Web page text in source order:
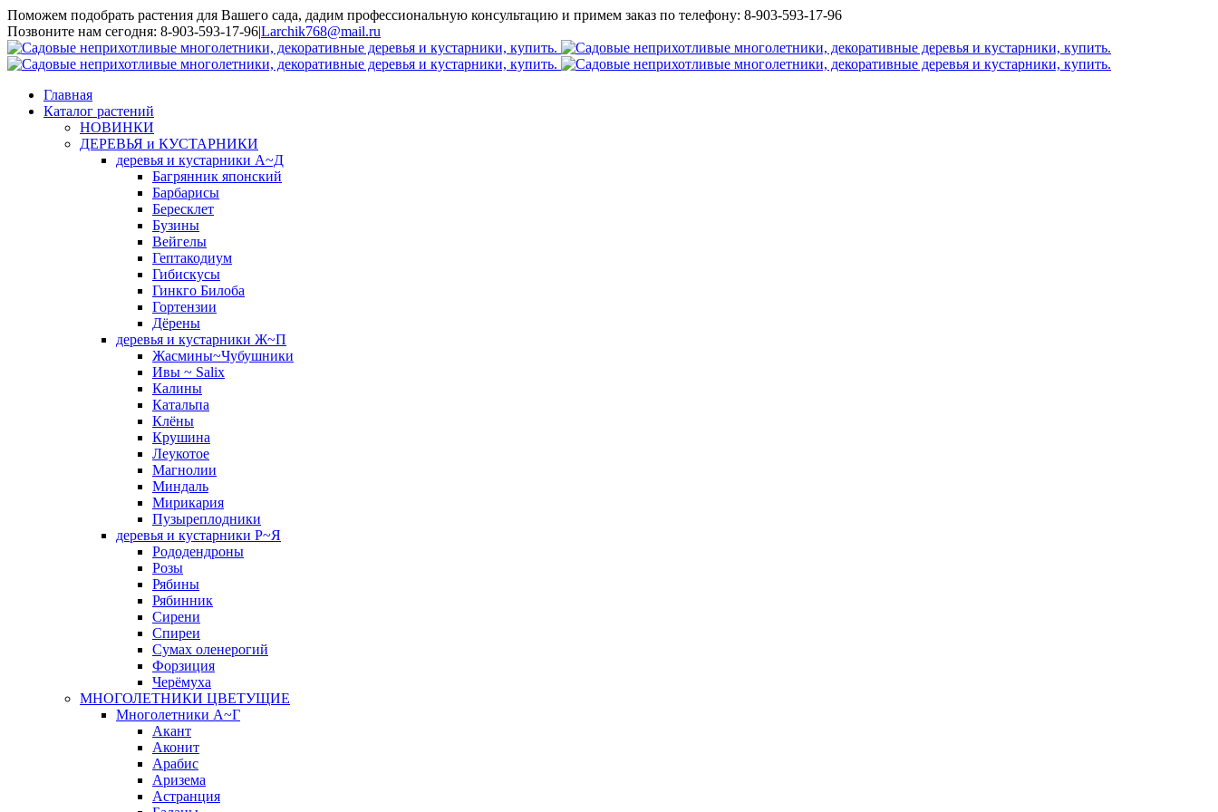
Поможем подобрать растения для Вашего сада, дадим профессиональную консультацию и примем заказ по телефону: 8-903-593-17-96
Toggle
SlidingBar
Area
Позвоните нам сегодня: 8-903-593-17-96|Larchik768@mail.ru
Главная
Каталог растений
НОВИНКИ
ДЕРЕВЬЯ и КУСТАРНИКИ
деревья и кустарники А~Д
Багрянник японский
Барбарисы
Бересклет
Бузины
Вейгелы
Гептакодиум
Гибискусы
Гинкго Билоба
Гортензии
Дёрены
деревья и кустарники Ж~П
Жасмины~Чубушники
Ивы ~ Salix
Калины
Катальпа
Клёны
Крушина
Леукотое
Магнолии
Миндаль
Мирикария
Пузыреплодники
деревья и кустарники Р~Я
Рододендроны
Розы
Рябины
Рябинник
Сирени
Спиреи
Сумах оленерогий
Форзиция
Черёмуха
МНОГОЛЕТНИКИ ЦВЕТУЩИЕ
Многолетники А~Г
Акант
Аконит
Арабис
Аризема
Астранция